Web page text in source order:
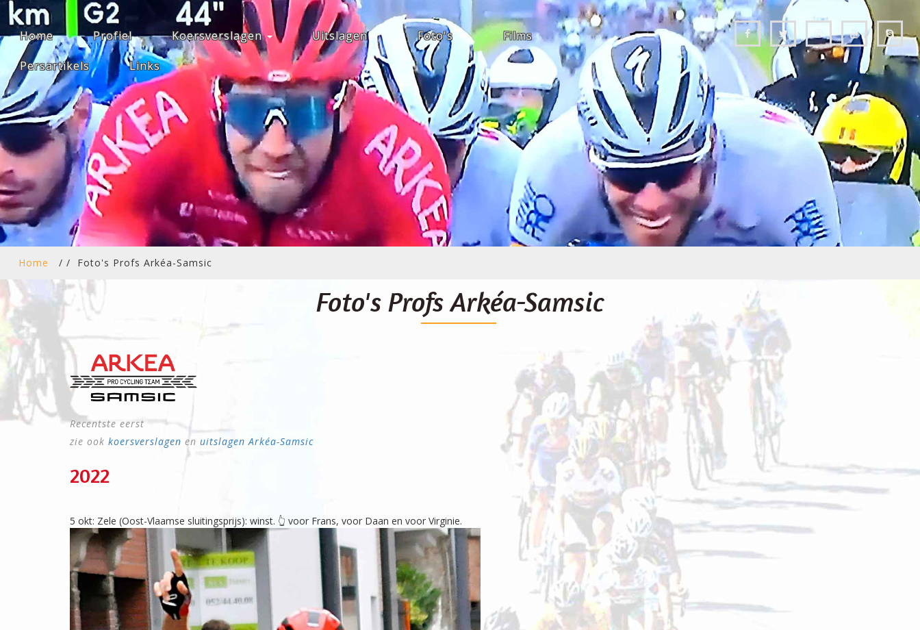
Home Profiel Koersverslagen Uitslagen Foto's
Films
Persartikels
Links
Home / / Foto's Profs Arkéa-Samsic
Foto's Profs Arkéa-Samsic
Recentste eerst
zie ook koersverslagen en uitslagen Arkéa-Samsic
2022
5 okt: Zele (Oost-Vlaamse sluitingsprijs): winst. 👆 voor Frans, voor Daan en voor Virginie.